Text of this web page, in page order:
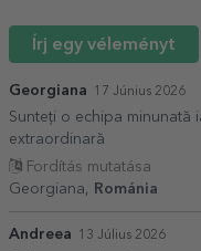
Írj egy véleményt
Georgiana 17 Június 2026
Sunteți o echipa minunată
extraordinară
Fordítás mutatása
Georgiana,
Románia
Andreea 13 Július 2026